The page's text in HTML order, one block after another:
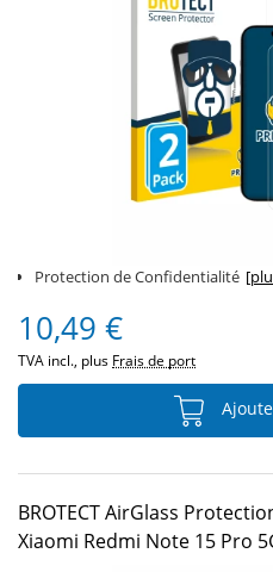
Protection de Confidentialité
10,49 €
TVA incl., plus Frais de port
BROTECT AirGlass
Xiaomi Redmi Note 15 Pro